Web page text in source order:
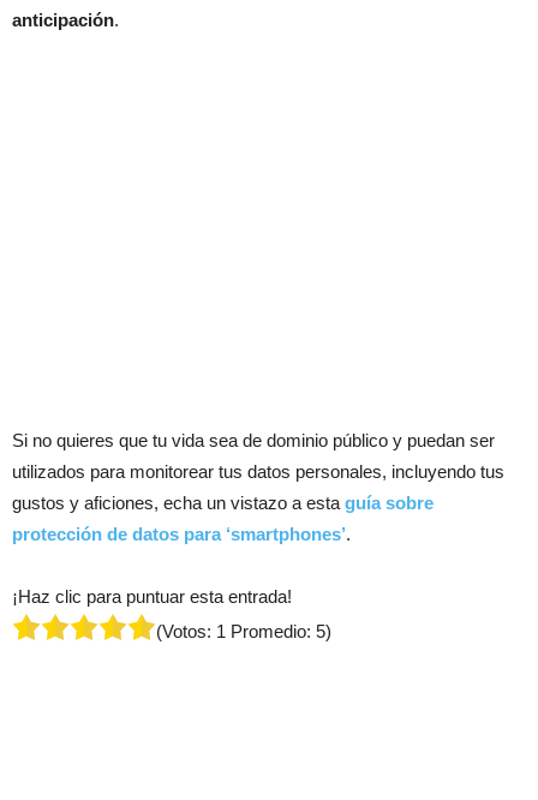
anticipación.
Si no quieres que tu vida sea de dominio público y puedan ser
utilizados para monitorear tus datos personales, incluyendo tus
gustos y aficiones, echa un vistazo a esta guía sobre
protección de datos para ‘smartphones’.
¡Haz clic para puntuar esta entrada!
(Votos: 1 Promedio: 5)